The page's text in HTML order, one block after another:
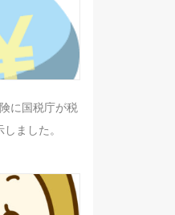
に国税庁が税
ました。